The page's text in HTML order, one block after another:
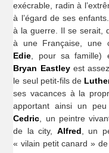
exécrable, radin à
à l’égard de ses
à la guerre. Il se serait,
à une Française, une
Edie, pour sa famille)
Bryan Eastleyest
le seul petit-fils de
ses vacances à la
apportant ainsi un
Cedric, un peintre
de la city, Alfred, un
« vilain petit canard »